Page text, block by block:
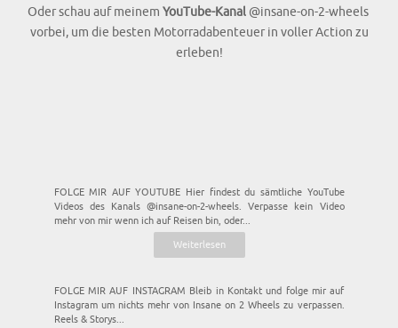
Oder schau auf meinem YouTube-Kanal @insane-on-2-wheels
vorbei, um die besten Motorradabenteuer in voller Action zu
erleben!
FOLGE MIR AUF YOUTUBE Hier findest du sämtliche YouTube
Videos des Kanals @insane-on-2-wheels. Verpasse kein Video
mehr von mir wenn ich auf Reisen bin, oder...
Weiterlesen
FOLGE MIR AUF INSTAGRAM Bleib in Kontakt und folge mir auf
Instagram um nichts mehr von Insane on 2 Wheels zu verpassen.
Reels & Storys...